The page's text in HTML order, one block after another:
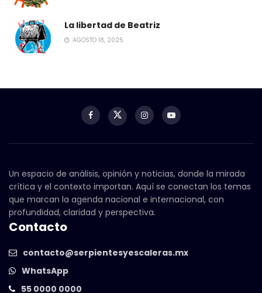
La libertad de Beatriz
AGOSTO 18, 2025
Un espacio de análisis, opinión y noticias, donde la mirada
crítica y el contexto importan. Aquí se conectan los temas
que marcan la agenda nacional e internacional, con
profundidad, claridad y perspectiva.
Contacto
contacto@serpientesyescaleras.mx
WhatsApp
55 0000 0000